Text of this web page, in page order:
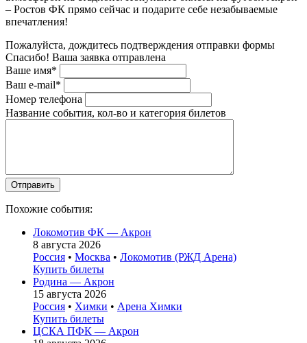
– Ростов ФК прямо сейчас и подарите себе незабываемые
впечатления!
Пожалуйста, дождитесь подтверждения отправки формы
Спасибо! Ваша заявка отправлена
Ваше имя*
Ваш e-mail*
Номер телефона
Название события, кол-во и категория билетов
Похожие события:
Локомотив ФК — Акрон
8 августа 2026
Россия • Москва • Локомотив (РЖД Арена)
Купить билеты
Родина — Акрон
15 августа 2026
Россия • Химки • Арена Химки
Купить билеты
ЦСКА ПФК — Акрон